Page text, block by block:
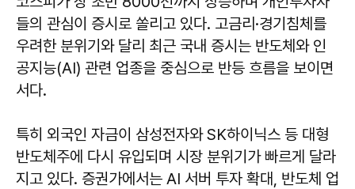
들의 관심이 증시로 쏠리고 있다. 고금리·경기침체를
우려한 분위기와 달리 최근 국내 증시는 반도체와 인
공지능(AI) 관련 업종을 중심으로 반등 흐름을 보이면
서다.
특히 외국인 자금이 삼성전자와 SK하이닉스 등 대형
반도체주에 다시 유입되며 시장 분위기가 빠르게 달라
지고 있다. 증권가에서는 AI 서버 투자 확대, 반도체 업